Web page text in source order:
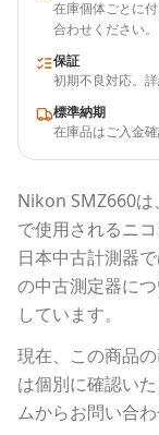
在庫個体ごとに
合わせください。
保証
初期不良対応。
標準納期
在庫品はご入金
Nikon SMZ660は
で使用されるニ
日本中古計測器で
の中古測定器に
しています。
現在、この商品
は個別に確認い
ムからお問い合わ